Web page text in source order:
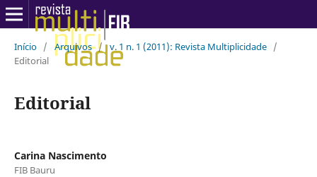
Início / Arquivos / v. 1 n. 1 (2011): Revista Multiplicidade /
Editorial
Editorial
Carina Nascimento
FIB Bauru